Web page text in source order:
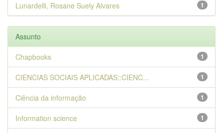
1
Lunardelli, Rosane Suely Alvares
Assunto
1
Chapbooks
1
CIENCIAS SOCIAIS APLICADAS::CIENC...
1
Ciência da informação
1
Information science